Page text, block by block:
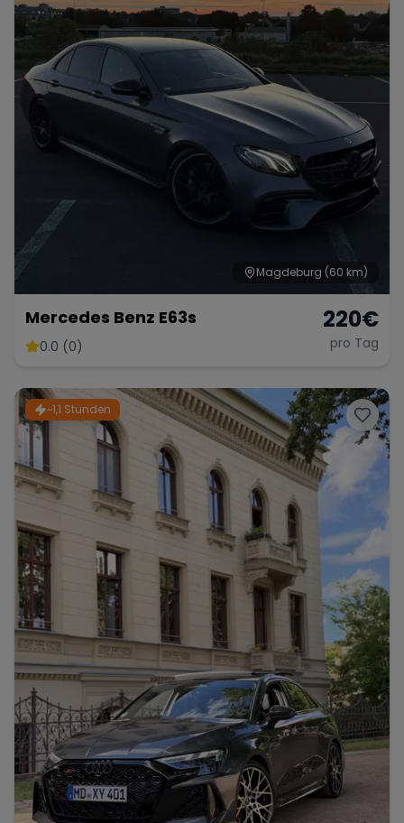
Magdeburg (60 km)
Mercedes Benz E63s
0.0 (0)
220€
pro Tag
~1,1 Stunden